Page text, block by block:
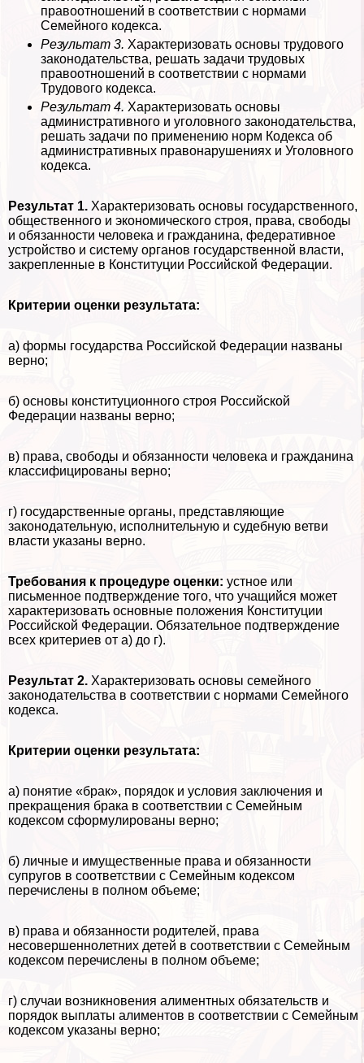
правоотношений в соответствии с нормами
Семейного кодекса.
Результат 3. Хаpaктеризовать основы трудового
законодательства, решать задачи трудовых
правоотношений в соответствии с нормами
Трудового кодекса.
Результат 4. Хаpaктеризовать основы
административного и уголовного законодательства,
решать задачи по применению норм Кодекса об
административных правонарушениях и Уголовного
кодекса.
Результат 1. Хаpaктеризовать основы государственного,
общественного и экономического строя, права, свободы
и обязанности человека и гражданина, федеративное
устройство и систему органов государственной власти,
закрепленные в Конституции Российской Федерации.
Критерии оценки результата:
а) формы государства Российской Федерации названы
верно;
б) основы конституционного строя Российской
Федерации названы верно;
в) права, свободы и обязанности человека и гражданина
классифицированы верно;
г) государственные органы, представляющие
законодательную, исполнительную и судебную ветви
власти указаны верно.
Требования к процедуре оценки: устное или
письменное подтверждение того, что учащийся может
хаpaктеризовать основные положения Конституции
Российской Федерации. Обязательное подтверждение
всех критериев от а) до г).
Результат 2. Хаpaктеризовать основы семейного
законодательства в соответствии с нормами Семейного
кодекса.
Критерии оценки результата:
а) понятие «бpaк», порядок и условия заключения и
прекращения бpaка в соответствии с Семейным
кодексом сформулированы верно;
б) личные и имущественные права и обязанности
супругов в соответствии с Семейным кодексом
перечислены в полном объеме;
в) права и обязанности родителей, права
несовершеннолетних детей в соответствии с Семейным
кодексом перечислены в полном объеме;
г) случаи возникновения алиментных обязательств и
порядок выплаты алиментов в соответствии с Семейным
кодексом указаны верно;